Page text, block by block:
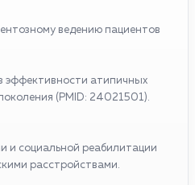
ведению пациентов
эффективности атипичных
(PMID: 24021501).
и социальной реабилитации
расстройствами.